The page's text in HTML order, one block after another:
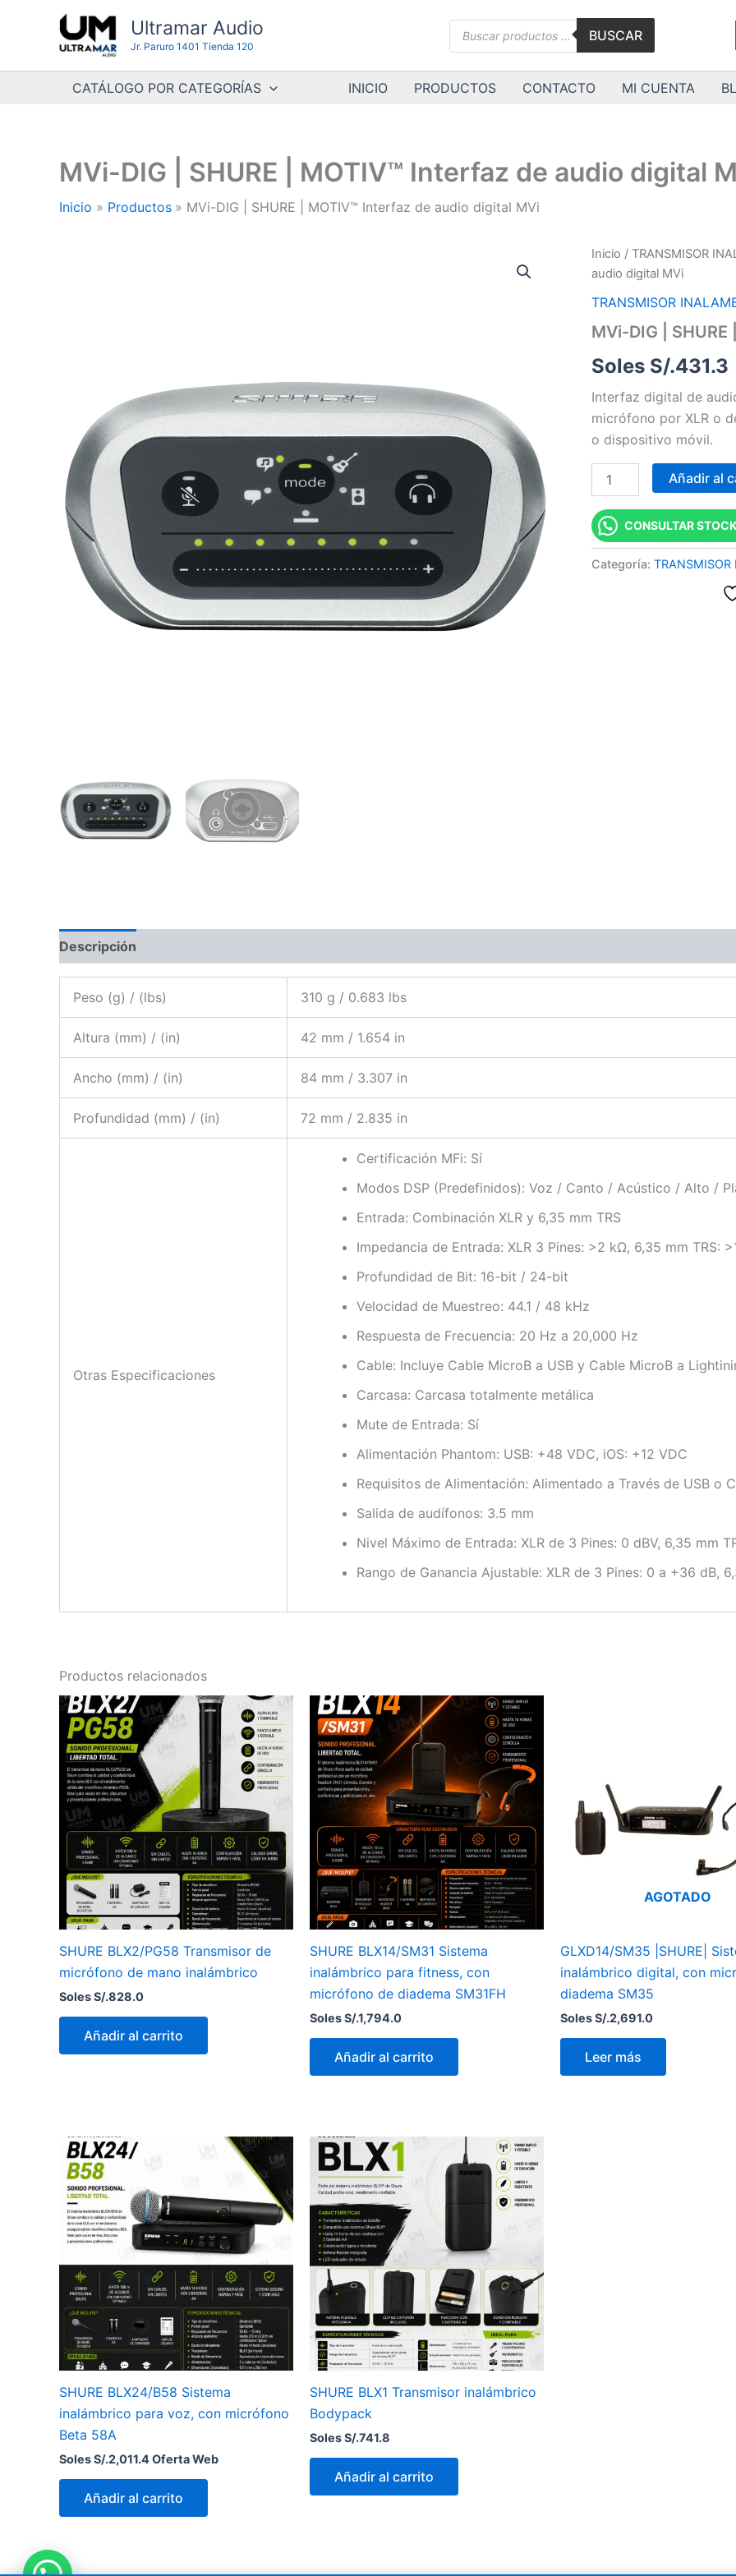
contenido
Ultramar Audio
Jr. Paruro 1401 Tienda 120
Búsqueda
BUSCAR
CATÁLOGO POR CATEGORÍAS INICIO PRODUCTOS CONTACTO MI CUENTA
MVi-DIG | SHURE | MOTIV™ Interfaz de audio digital
Inicio Productos MVi-DIG | SHURE | MOTIV™ Interfaz de audio digital MVi
Inicio / TRANSMISOR
audio digital MVi
TRANSMISOR
MVi-DIG |
Soles S/.431.3
Interfaz digital de
micrófono por XLR o
o dispositivo móvil.
MVi-
SHURE
MOTIV™
de
digital
MVi
cantidad
Añadir al
CONSULTAR
Categoría: TRANSMISOR
Descripción
Peso (g) / (lbs) 310 g / 0.683 lbs
Altura (mm) / (in) 42 mm / 1.654 in
Ancho (mm) / (in) 84 mm / 3.307 in
Profundidad (mm) / (in) 72 mm / 2.835 in
Otras Especificaciones
Certificación MFi: Sí
Modos DSP (Predefinidos): Voz / Canto / Acústico / Alto /
Entrada: Combinación XLR y 6,35 mm TRS
Impedancia de Entrada: XLR 3 Pines: >2 kΩ, 6,35 mm TRS:
Profundidad de Bit: 16-bit / 24-bit
Velocidad de Muestreo: 44.1 / 48 kHz
Respuesta de Frecuencia: 20 Hz a 20,000 Hz
Cable: Incluye Cable MicroB a USB y Cable MicroB a
Carcasa: Carcasa totalmente metálica
Mute de Entrada: Sí
Alimentación Phantom: USB: +48 VDC, iOS: +12 VDC
Requisitos de Alimentación: Alimentado a Través de USB o
Salida de audífonos: 3.5 mm
Nivel Máximo de Entrada: XLR de 3 Pines: 0 dBV, 6,35 mm
Rango de Ganancia Ajustable: XLR de 3 Pines: 0 a +36 dB,
Productos relacionados
SHURE BLX2/PG58 Transmisor de
micrófono de mano inalámbrico
Soles S/.828.0
Añadir al carrito
SHURE BLX14/SM31 Sistema
inalámbrico para fitness, con
micrófono de diadema SM31FH
Soles S/.1,794.0
Añadir al carrito
AGOTADO
GLXD14/SM35 |SHURE|
inalámbrico digital, con
diadema SM35
Soles S/.2,691.0
Leer más
SHURE BLX24/B58 Sistema
inalámbrico para voz, con micrófono
Beta 58A
Soles S/.2,011.4Oferta Web
Añadir al carrito
SHURE BLX1 Transmisor inalámbrico
Bodypack
Soles S/.741.8
Añadir al carrito